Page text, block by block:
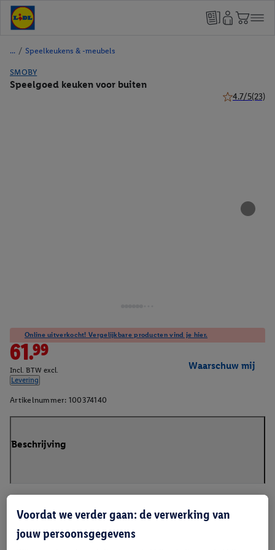
/ Speelkeukens & -meubels
SMOBY
Speelgoed keuken voor buiten
4.7/5(23)
Online uitverkocht! Vergelijkbare producten vind je hier.
61.99
Incl. BTW excl.
Levering
Waarschuw mij
Artikelnummer: 100374140
Beschrijving
Voordat we verder gaan: de verwerking van
jouw persoonsgegevens